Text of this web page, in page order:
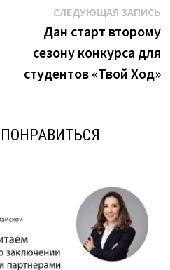
СЛЕДУЮЩАЯ ЗАПИСЬ
Дан старт второму
сезону конкурса для
студентов «Твой Ход»